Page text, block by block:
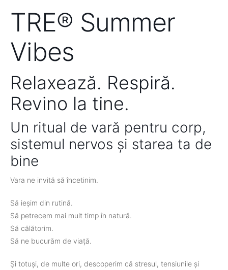
TRE® Summer
Vibes
Relaxează. Respiră.
Revino la tine.
Un ritual de vară pentru corp,
sistemul nervos și starea ta de
bine
Vara ne invită să încetinim.
Să ieșim din rutină.
Să petrecem mai mult timp în natură.
Să călătorim.
Să ne bucurăm de viață.
Și totuși, de multe ori, descoperim că stresul, tensiunile și